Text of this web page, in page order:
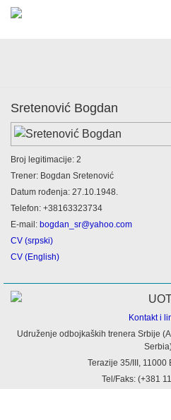
Sretenović Bogdan
Broj legitimacije: 2
Trener: Bogdan Sretenović
Datum rođenja: 27.10.1948.
Telefon: +38163323734
E-mail: bogdan_sr@yahoo.com
CV (srpski)
CV (English)
Kontakt i
Udruženje odbojkaških trenera Srbije
Terazije 35/III, 11000
Tel/Faks: (+381